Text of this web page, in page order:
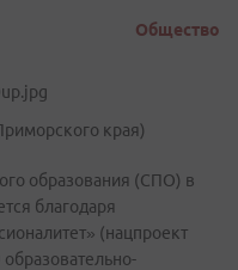
Общество
края)
образования (СПО) в
благодаря
(нацпроект